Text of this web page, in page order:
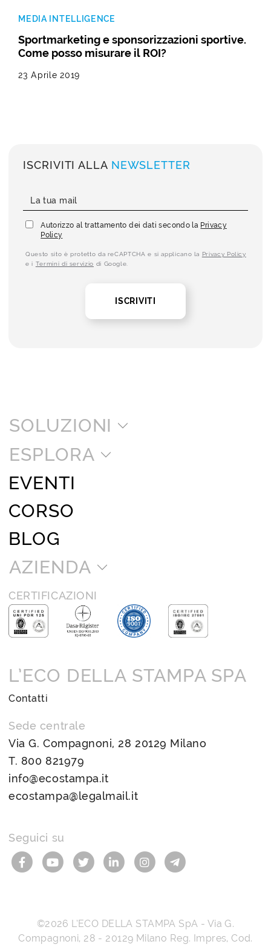
MEDIA INTELLIGENCE
Sportmarketing e sponsorizzazioni sportive.
Come posso misurare il ROI?
23 Aprile 2019
ISCRIVITI ALLA NEWSLETTER
Autorizzo al trattamento dei dati secondo la Privacy
Policy
Questo sito è protetto da reCAPTCHA e si applicano la Privacy Policy
e i Termini di servizio di Google.
ISCRIVITI
SOLUZIONI
ESPLORA
EVENTI
CORSO
BLOG
AZIENDA
CERTIFICAZIONI
L’ECO DELLA STAMPA SPA
Contatti
Sede centrale
Via G. Compagnoni, 28 20129 Milano
T. 800 821979
info@ecostampa.it
ecostampa@legalmail.it
Seguici su
©2026 L’ECO DELLA STAMPA SpA - Via G.
Compagnoni, 28 - 20129 Milano Reg. Impres, Cod.